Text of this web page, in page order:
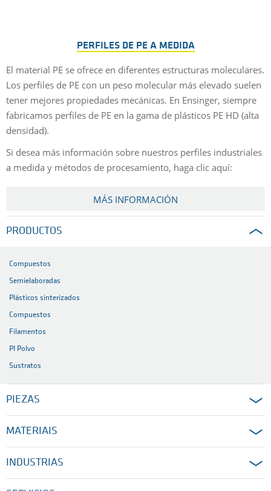
PERFILES DE PE A MEDIDA
El material PE se ofrece en diferentes estructuras moleculares.
Los perfiles de PE con un peso molecular más elevado suelen
tener mejores propiedades mecánicas. En Ensinger, siempre
fabricamos perfiles de PE en la gama de plásticos PE HD (alta
densidad).
Si desea más información sobre nuestros perfiles industriales
a medida y métodos de procesamiento, haga clic aquí:
MÁS INFORMACIÓN
PRODUCTOS
Compuestos
Semielaboradas
Plásticos sinterizados
Compuestos
Filamentos
PI Polvo
Sustratos
PIEZAS
MATERIAIS
INDUSTRIAS